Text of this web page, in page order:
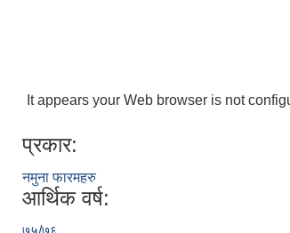
It appears your Web browser is not
प्रकार:
नमुना फारमहरु
आर्थिक वर्ष: